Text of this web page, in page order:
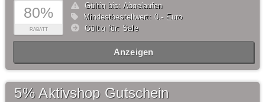
80%
RABATT
Gültig bis: Abgelaufen
Mindestbestellwert: 0,- Euro
Gültig für: Sale
Anzeigen
5% Aktivshop Gutschein